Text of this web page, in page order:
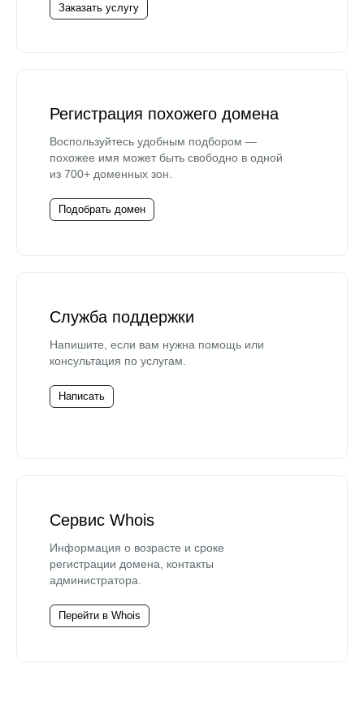
Заказать услугу
Регистрация похожего домена
Воспользуйтесь удобным подбором —
похожее имя может быть свободно в одной
из 700+ доменных зон.
Подобрать домен
Служба поддержки
Напишите, если вам нужна помощь или
консультация по услугам.
Написать
Сервис Whois
Информация о возрасте и сроке
регистрации домена, контакты
администратора.
Перейти в Whois